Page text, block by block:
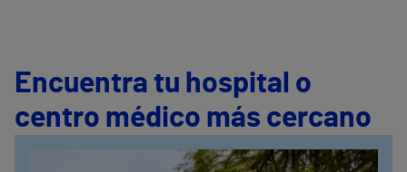
Encuentra tu hospital o
centro médico más cercano